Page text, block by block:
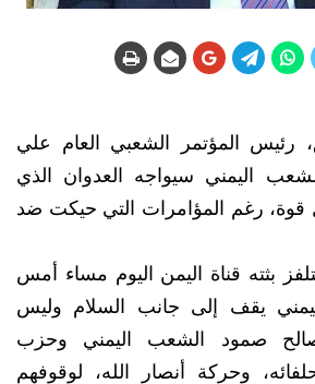
رئيس المؤتمر الشعبي العام علي
اليمني سيواجه العدوان الذي
قوة، رغم المؤامرات التي حيكت ضد
بثته قناة اليمن اليوم مساء أمس
يقف إلى جانب السلام وليس
صالح صمود الشعب اليمني وحزب
وحركة أنصار الله، لوقوفهم